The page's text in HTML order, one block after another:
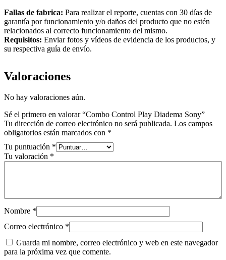
Fallas de fabrica: Para realizar el reporte, cuentas con 30 días de
garantía por funcionamiento y/o daños del producto que no estén
relacionados al correcto funcionamiento del mismo.
Requisitos: Enviar fotos y vídeos de evidencia de los productos, y
su respectiva guía de envío.
Valoraciones
No hay valoraciones aún.
Sé el primero en valorar “Combo Control Play Diadema Sony”
Tu dirección de correo electrónico no será publicada. Los campos
obligatorios están marcados con *
Tu puntuación *
Tu valoración *
Nombre *
Correo electrónico *
Guarda mi nombre, correo electrónico y web en este navegador
para la próxima vez que comente.